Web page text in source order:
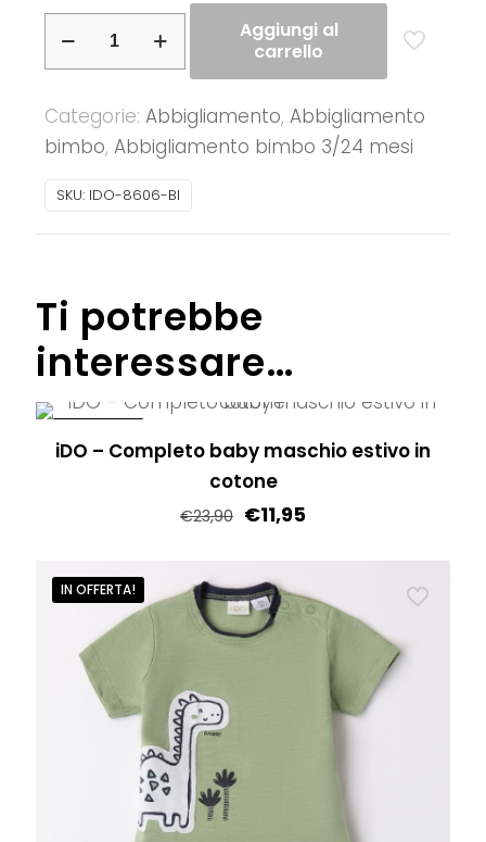
baby
maschio
estivo
in
Aggiungi al
carrello
Categorie: Abbigliamento, Abbigliamento
bimbo, Abbigliamento bimbo 3/24 mesi
SKU: IDO-8606-BI
Ti potrebbe
interessare…
iDO – Completo baby maschio estivo in
cotone
€23,90 €11,95
prodotto
ha
più
IN OFFERTA!